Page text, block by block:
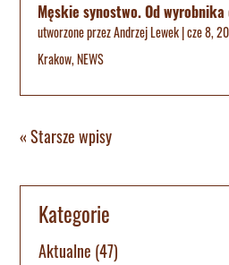
Męskie synostwo. Od wyrobnika
utworzone przezAndrzej Lewek|cze 8,
Krakow,NEWS
« Starsze wpisy
Kategorie
Aktualne (47)